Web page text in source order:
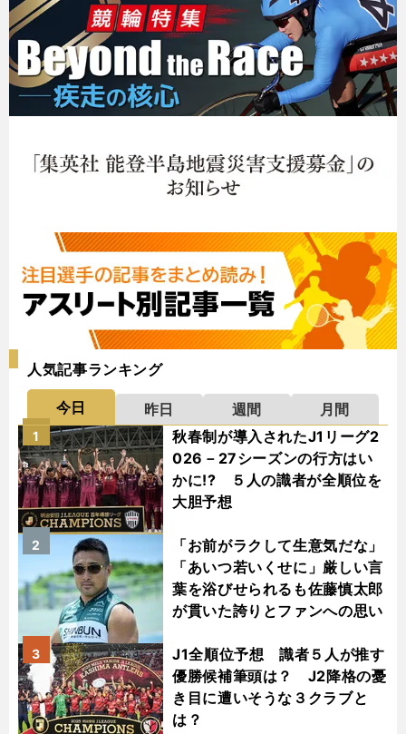
人気記事ランキング
今日 昨日 週間
月間
秋春制が導入されたJ1リーグ2
026－27シーズンの行方はい
かに!? ５人の識者が全順位を
大胆予想
1
「お前がラクして生意気だな」
「あいつ若いくせに」厳しい言
葉を浴びせられるも佐藤慎太郎
が貫いた誇りとファンへの思い
2
J1全順位予想 識者５人が推す
優勝候補筆頭は？ J2降格の憂
き目に遭いそうな３クラブと
は？
3